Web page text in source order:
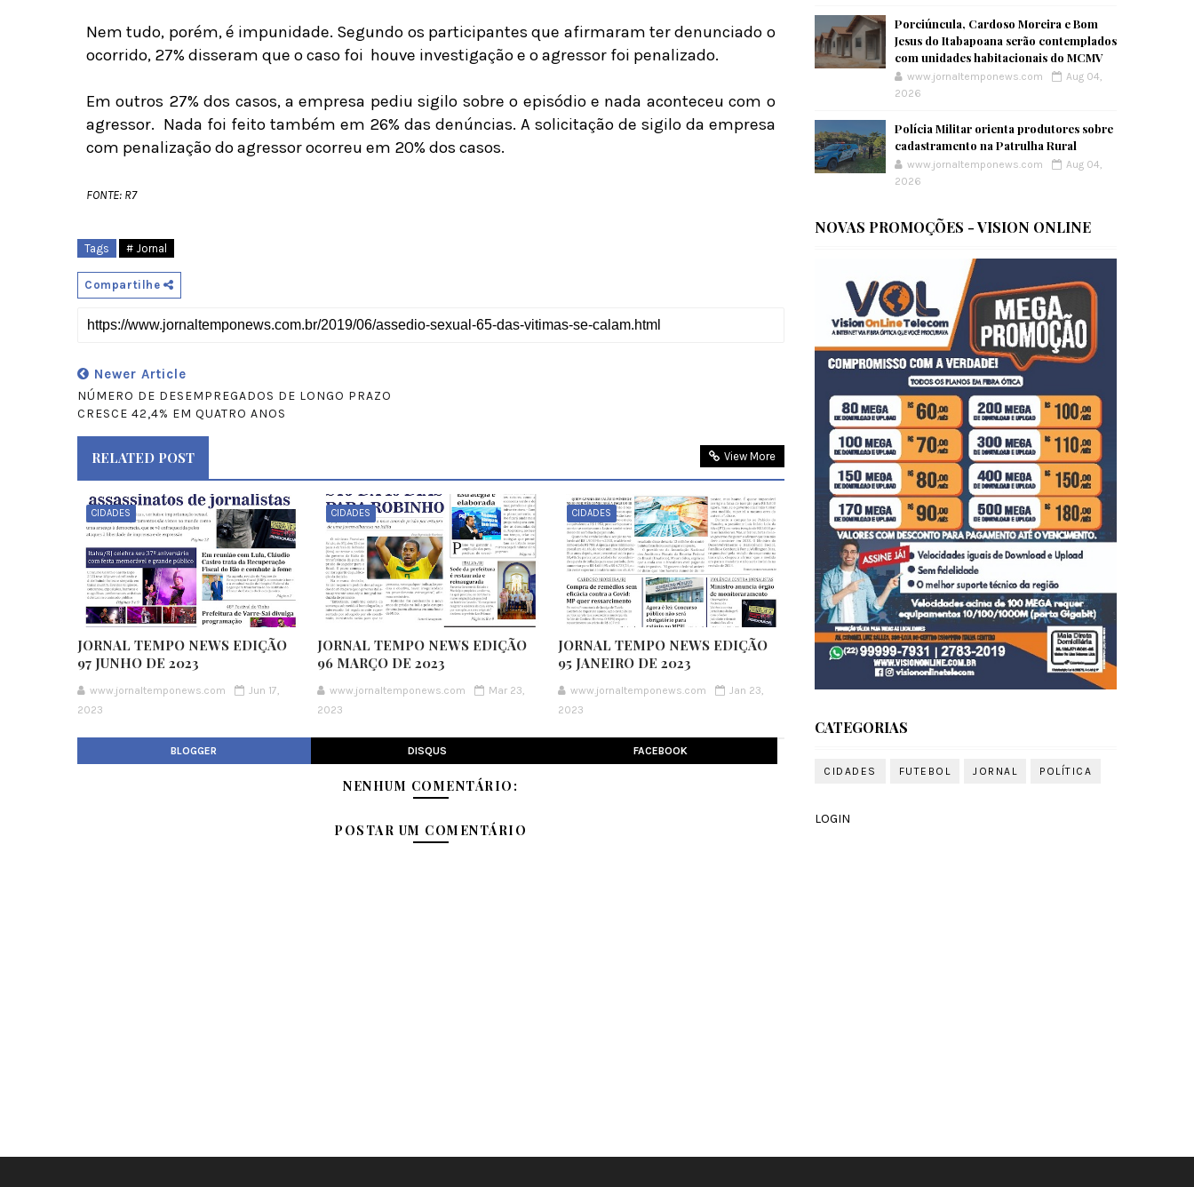
Nem tudo, porém, é impunidade. Segundo os participantes que afirmaram ter denunciado o
ocorrido, 27% disseram que o caso foi houve investigação e o agressor foi penalizado.
Em outros 27% dos casos, a empresa pediu sigilo sobre o episódio e nada aconteceu com o
agressor. Nada foi feito também em 26% das denúncias. A solicitação de sigilo da empresa
com penalização do agressor ocorreu em 20% dos casos.
FONTE: R7
Tags # Jornal
Compartilhe
Newer Article
NÚMERO DE DESEMPREGADOS DE LONGO PRAZO
CRESCE 42,4% EM QUATRO ANOS
RELATED POST View More
CIDADES
JORNAL TEMPO NEWS EDIÇÃO
97 JUNHO DE 2023
www.jornaltemponews.com
Jun 17,
2023
CIDADES
JORNAL TEMPO NEWS EDIÇÃO
96 MARÇO DE 2023
www.jornaltemponews.com
Mar 23,
2023
CIDADES
JORNAL TEMPO NEWS EDIÇÃO
95 JANEIRO DE 2023
www.jornaltemponews.com
Jan 23,
2023
BLOGGER DISQUS FACEBOOK
NENHUM COMENTÁRIO:
POSTAR UM COMENTÁRIO
Porciúncula, Cardoso Moreira e Bom
Jesus do Itabapoana serão contemplados
com unidades habitacionais do MCMV
www.jornaltemponews.com
Aug 04,
2026
Polícia Militar orienta produtores sobre
cadastramento na Patrulha Rural
www.jornaltemponews.com
Aug 04,
2026
NOVAS PROMOÇÕES - VISION ONLINE
CATEGORIAS
CIDADES FUTEBOL JORNAL POLÍTICA
LOGIN